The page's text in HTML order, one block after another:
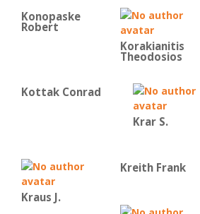
Konopaske
Robert
Korakianitis
Theodosios
Kottak Conrad
Krar S.
Kraus J.
Kreith Frank